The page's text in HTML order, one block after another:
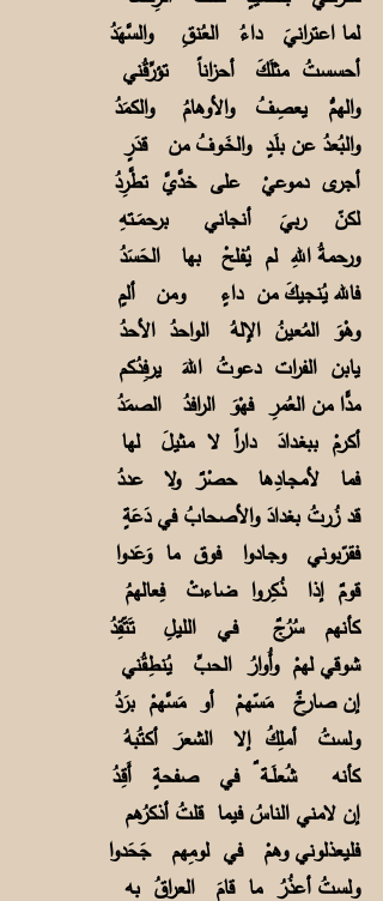
لما اعترانيَ داءُ العُنقِ والسَّهَدُ
أحسستُ مثلَكَ أحزاناً تؤرِّقُني
والهمُّ يعصِفُ والأوهامُ والكمَدُ
والبُعدُ عن بلَـدٍ والخَـوفُ من قدَرٍ
أجرى دموعيْ على خدَّيَّ تطَّرِدُ
لكنّ ربيَ أنجاني برحمَــتهِ
ورحمةُ اللهِ لم يُفلحْ بها الحَسَدُ
فالله يُنجيكَ من داءٍ ومن ألمٍ
وهْوَ المُعينُ الإلهُ الواحدُ الأحدُ
يابن الفرات دعوتُ اللهَ يرفِدُكم
مدًّا من العُمرِ فهْوَ الرافدُ الصمَدُ
أكرمْ ببغـدادَ داراً لا مثيلَ لها
فما لأمجـادِها حصْرٌ ولا عددُ
قد زُرتُ بغدادَ والأصحابُ في دَعَةٍ
فقرّبوني وجـادوا فوق ما وَعَدوا
قومٌ إذا ذُكِروا ضاءتْ فِعالهمُ
كأنهم سُرُجٌ فـي الليلِ تَتّقِدُ
شوقي لهمْ وأُوارُ الحبِّ يُنطِقُني
إن صارخٌ مَسّهـمْ أو مَسَّهمْ برَدُ
ولستُ أملِكُ إلا الشعرَ أكتُبهُ
كأنه شُعلَــة ٌ في صفحةٍ أَقِـدُ
إن لامني الناسُ فيما قلتُ أذكرُهم
فليعذلوني وهمْ في لومِهم جَحَدوا
ولستُ أعذُرُ ما قامَ العراقُ به